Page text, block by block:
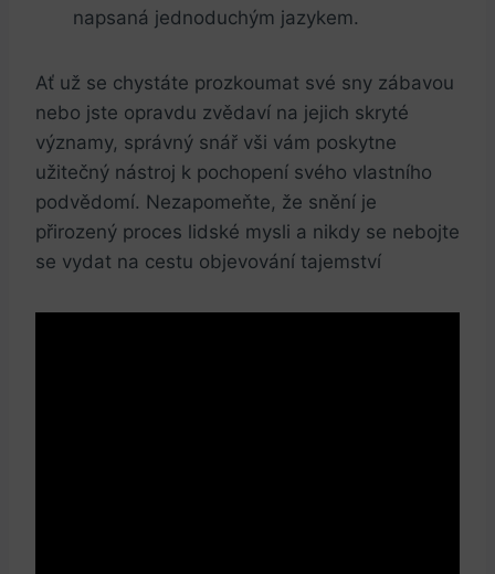
napsaná ‌jednoduchým jazykem.
Ať​ už se chystáte prozkoumat‌ své sny ‍zábavou⁢
nebo jste opravdu zvědaví na jejich skryté
významy, správný snář vši vám⁢ poskytne
užitečný‌ nástroj k ⁤pochopení svého​ vlastního⁤
podvědomí.‌ Nezapomeňte, že snění je
⁣přirozený proces lidské mysli a nikdy⁣ se nebojte
se vydat ⁤na cestu objevování tajemství